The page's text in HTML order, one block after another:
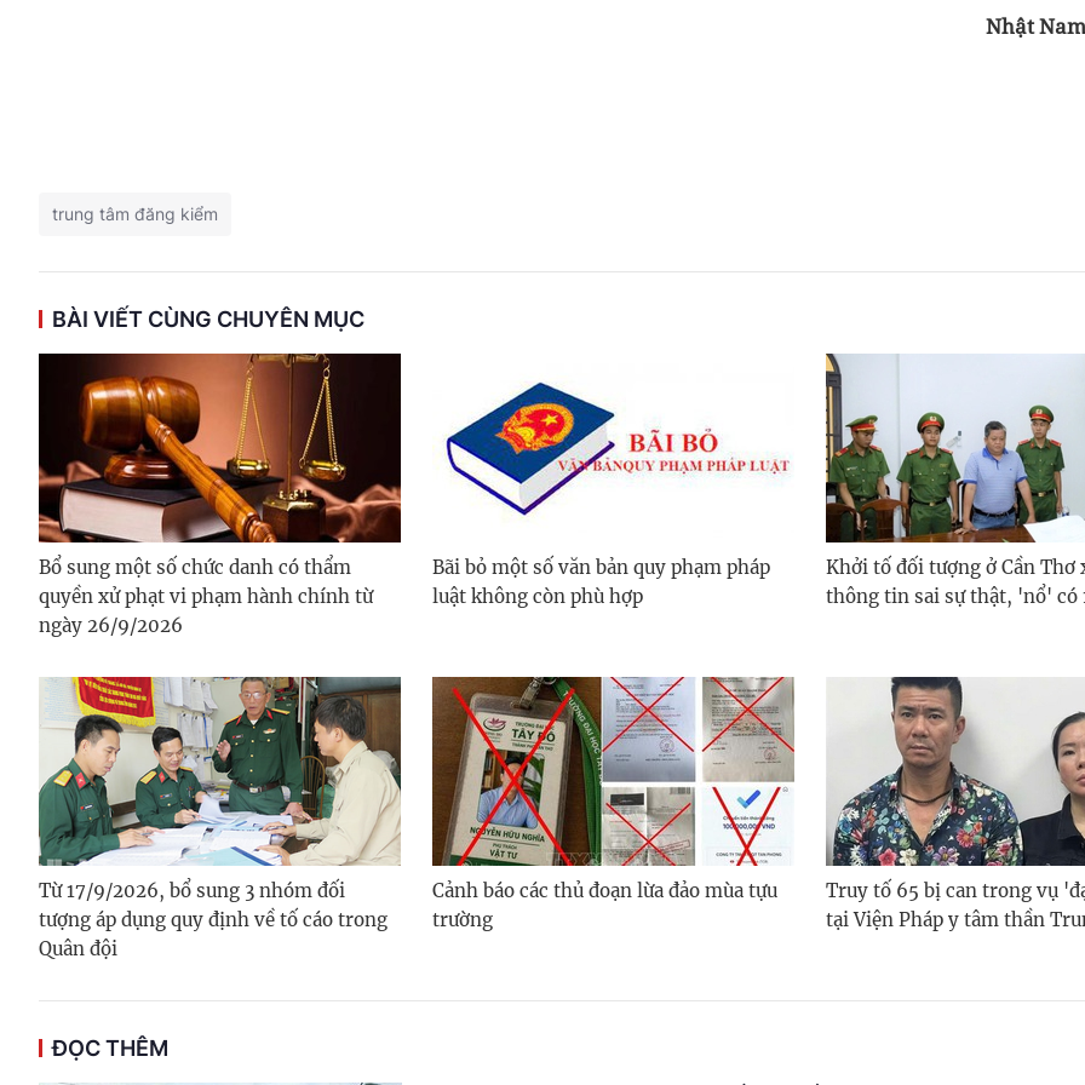
Nhật Nam
trung tâm đăng kiểm
BÀI VIẾT CÙNG CHUYÊN MỤC
Bổ sung một số chức danh có thẩm
quyền xử phạt vi phạm hành chính từ
ngày 26/9/2026
Bãi bỏ một số văn bản quy phạm pháp
luật không còn phù hợp
Khởi tố đối tượng ở Cần Thơ
thông tin sai sự thật, 'nổ' có
Từ 17/9/2026, bổ sung 3 nhóm đối
tượng áp dụng quy định về tố cáo trong
Quân đội
Cảnh báo các thủ đoạn lừa đảo mùa tựu
trường
Truy tố 65 bị can trong vụ
tại Viện Pháp y tâm thần
ĐỌC THÊM